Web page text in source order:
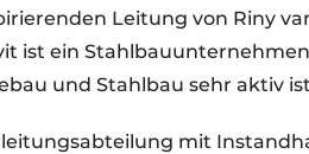
Leitung von Riny
ist ein
und Stahlbau sehr aktiv
mit